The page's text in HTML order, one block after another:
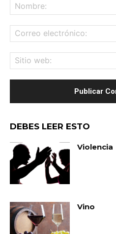
DEBES LEER ESTO
Violencia
Vino